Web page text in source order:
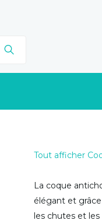
Tout afficher
La coque
élégant et
les chutes et